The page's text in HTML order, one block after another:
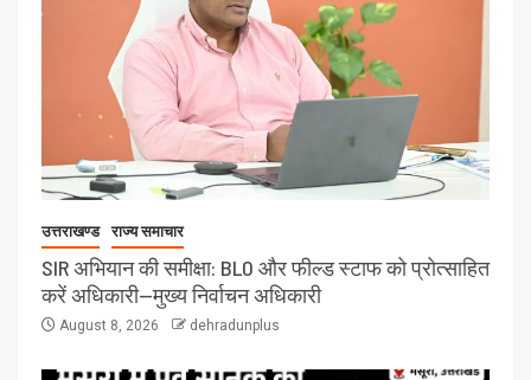
उत्तराखण्ड राज्य समाचार
SIR अभियान की समीक्षा: BLO और फील्ड स्टाफ को प्रोत्साहित
करें अधिकारी—मुख्य निर्वाचन अधिकारी
August 8, 2026 dehradunplus